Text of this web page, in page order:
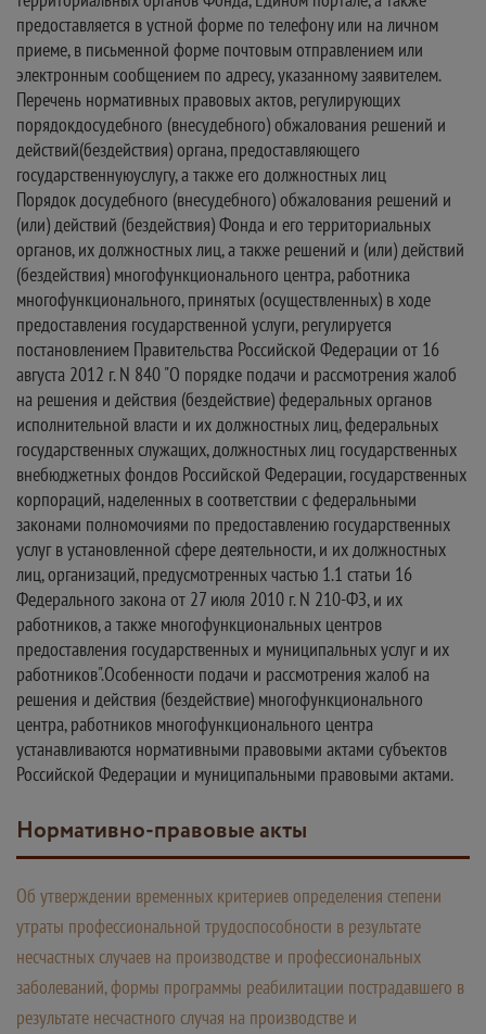
предоставляется в устной форме по телефону или на личном
приеме, в письменной форме почтовым отправлением или
электронным сообщением по адресу, указанному заявителем.
Перечень нормативных правовых актов, регулирующих
порядокдосудебного (внесудебного) обжалования решений и
действий(бездействия) органа, предоставляющего
государственнуюуслугу, а также его должностных лиц
Порядок досудебного (внесудебного) обжалования решений и
(или) действий (бездействия) Фонда и его территориальных
органов, их должностных лиц, а также решений и (или) действий
(бездействия) многофункционального центра, работника
многофункционального, принятых (осуществленных) в ходе
предоставления государственной услуги, регулируется
постановлением Правительства Российской Федерации от 16
августа 2012 г. N 840 "О порядке подачи и рассмотрения жалоб
на решения и действия (бездействие) федеральных органов
исполнительной власти и их должностных лиц, федеральных
государственных служащих, должностных лиц государственных
внебюджетных фондов Российской Федерации, государственных
корпораций, наделенных в соответствии с федеральными
законами полномочиями по предоставлению государственных
услуг в установленной сфере деятельности, и их должностных
лиц, организаций, предусмотренных частью 1.1 статьи 16
Федерального закона от 27 июля 2010 г. N 210-ФЗ, и их
работников, а также многофункциональных центров
предоставления государственных и муниципальных услуг и их
работников".Особенности подачи и рассмотрения жалоб на
решения и действия (бездействие) многофункционального
центра, работников многофункционального центра
устанавливаются нормативными правовыми актами субъектов
Российской Федерации и муниципальными правовыми актами.
Нормативно-правовые акты
Об утверждении временных критериев определения степени
утраты профессиональной трудоспособности в результате
несчастных случаев на производстве и профессиональных
заболеваний, формы программы реабилитации пострадавшего в
результате несчастного случая на производстве и